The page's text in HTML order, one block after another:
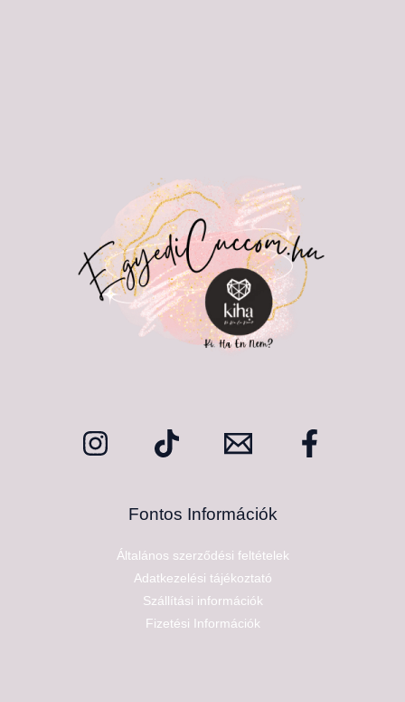
Fontos Információk
Általános szerződési feltételek
Adatkezelési tájékoztató
Szállítási információk
Fizetési Információk